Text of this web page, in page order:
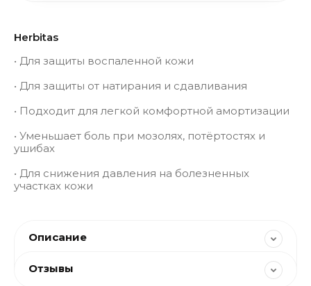
Herbitas
• Для защиты воспаленной кожи
• Для защиты от натирания и сдавливания
• Подходит для легкой комфортной амортизации
• Уменьшает боль при мозолях, потёртостях и
ушибах
• Для снижения давления на болезненных
участках кожи
Описание
Отзывы